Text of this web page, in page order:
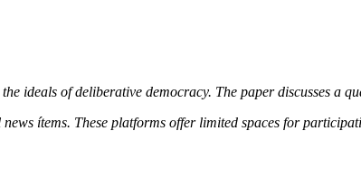
ideals of deliberative democracy. The paper discusses a
ítems. These platforms offer limited spaces for